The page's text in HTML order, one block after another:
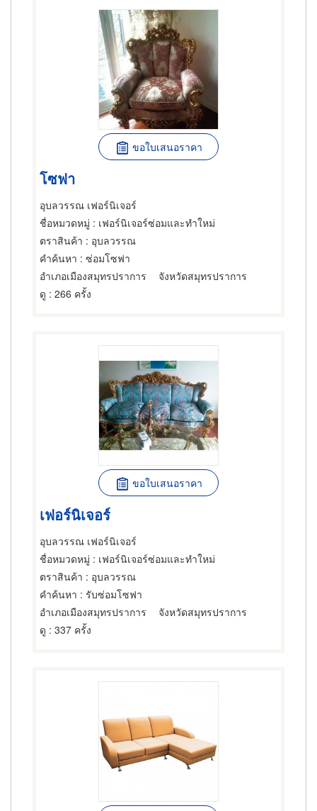
ขอใบเสนอราคา
โซฟา
อุบลวรรณ เฟอร์นิเจอร์
ชื่อหมวดหมู่ : เฟอร์นิเจอร์ซ่อมและทำใหม่
ตราสินค้า : อุบลวรรณ
คำค้นหา : ซ่อมโซฟา
อำเภอเมืองสมุทรปราการ
จังหวัดสมุทรปราการ
ดู : 266 ครั้ง
ขอใบเสนอราคา
เฟอร์นิเจอร์
อุบลวรรณ เฟอร์นิเจอร์
ชื่อหมวดหมู่ : เฟอร์นิเจอร์ซ่อมและทำใหม่
ตราสินค้า : อุบลวรรณ
คำค้นหา : รับซ่อมโซฟา
อำเภอเมืองสมุทรปราการ
จังหวัดสมุทรปราการ
ดู : 337 ครั้ง